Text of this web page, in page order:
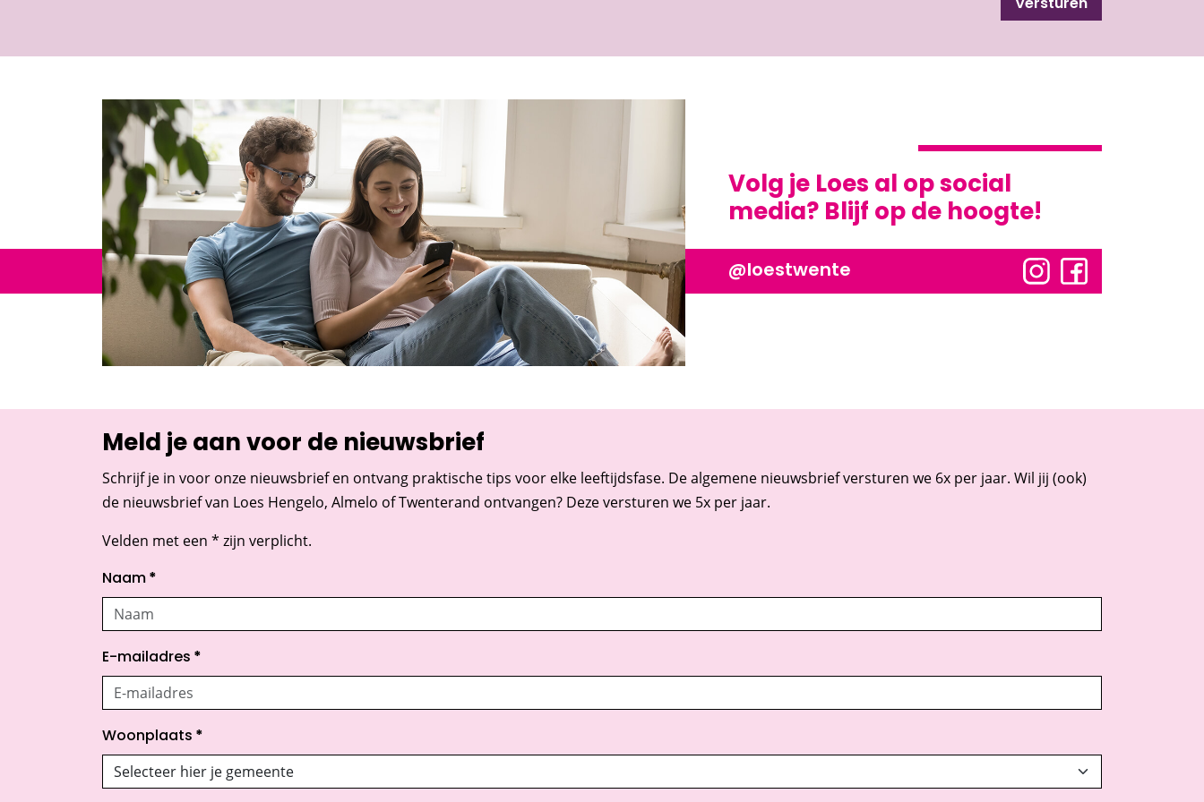
Versturen
Volg je Loes al op social
media? Blijf op de hoogte!
@loestwente
Meld je aan voor de nieuwsbrief
Schrijf je in voor onze nieuwsbrief en ontvang praktische tips voor elke leeftijdsfase. De algemene nieuwsbrief versturen we 6x per jaar. Wil jij (ook)
de nieuwsbrief van Loes Hengelo, Almelo of Twenterand ontvangen? Deze versturen we 5x per jaar.
Velden met een * zijn verplicht.
Naam *
E-mailadres *
Woonplaats *